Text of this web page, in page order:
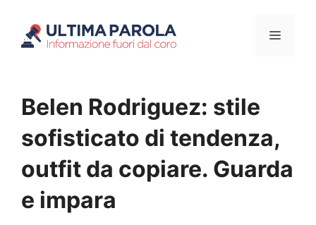
Menu
Belen Rodriguez: stile
sofisticato di tendenza,
outfit da copiare. Guarda
e impara